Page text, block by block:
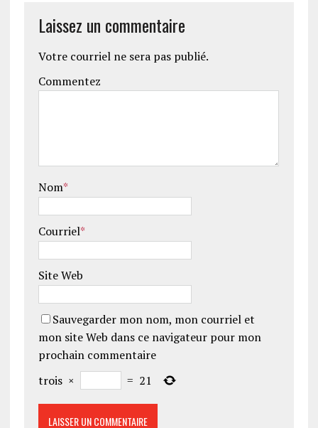
Laissez un commentaire
Votre courriel ne sera pas publié.
Commentez
Nom*
Courriel*
Site Web
Sauvegarder mon nom, mon courriel et
mon site Web dans ce navigateur pour mon
prochain commentaire
trois × = 21